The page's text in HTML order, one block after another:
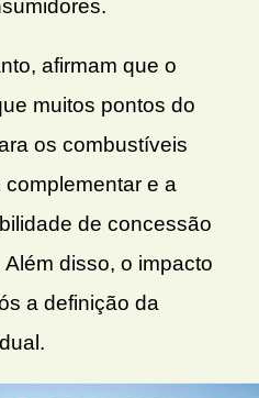
afirmam que o
muitos pontos do
os combustíveis
e a
de concessão
disso, o impacto
a definição da